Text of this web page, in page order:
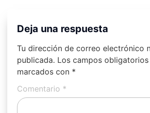
Deja una respuesta
Tu dirección de correo electrónico
publicada. Los campos
marcados con *
Comentario *